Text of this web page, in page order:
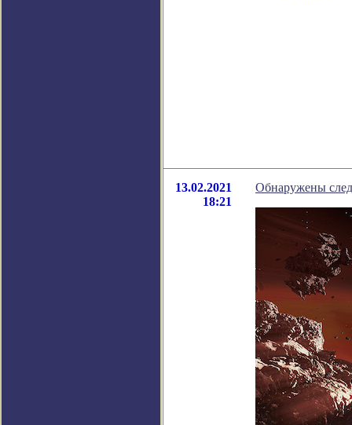
13.02.2021
18:21
Обнаружены